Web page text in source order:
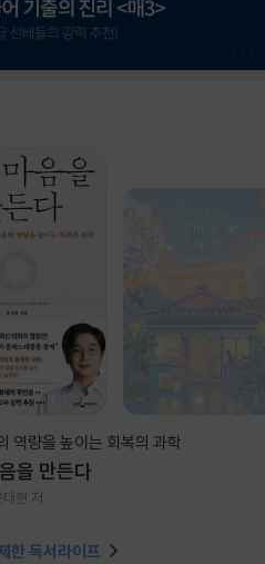
역량을 높이는 회복의 과학
을 만든다
대현 저
한 독서라이프